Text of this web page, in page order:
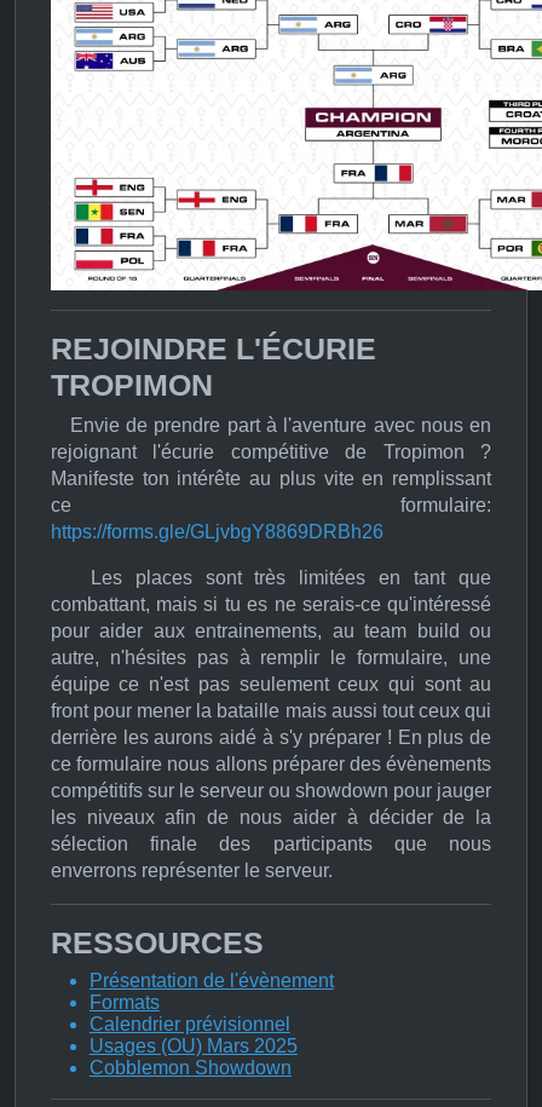
REJOINDRE L'ÉCURIE
TROPIMON
Envie de prendre part à l'aventure avec nous en
rejoignant l'écurie compétitive de Tropimon ?
Manifeste ton intérête au plus vite en remplissant
ce formulaire:
https://forms.gle/GLjvbgY8869DRBh26
Les places sont très limitées en tant que
combattant, mais si tu es ne serais-ce qu'intéressé
pour aider aux entrainements, au team build ou
autre, n'hésites pas à remplir le formulaire, une
équipe ce n'est pas seulement ceux qui sont au
front pour mener la bataille mais aussi tout ceux qui
derrière les aurons aidé à s'y préparer ! En plus de
ce formulaire nous allons préparer des évènements
compétitifs sur le serveur ou showdown pour jauger
les niveaux afin de nous aider à décider de la
sélection finale des participants que nous
enverrons représenter le serveur.
RESSOURCES
Présentation de l'évènement
Formats
Calendrier prévisionnel
Usages (OU) Mars 2025
Cobblemon Showdown